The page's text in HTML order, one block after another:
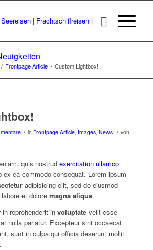
/ Frontpage Article / Custom Lightbox!
/ in Frontpage Article, Images, News / von
quis nostrud exercitation ullamco
ex ea commodo consequat. Lorem ipsum
adipisicing elit, sed do eiusmod
et dolore magna aliqua.
reprehenderit in voluptatevelit esse
nulla pariatur. Excepteur sint occaecat
sunt in culpa qui officia deserunt mollit